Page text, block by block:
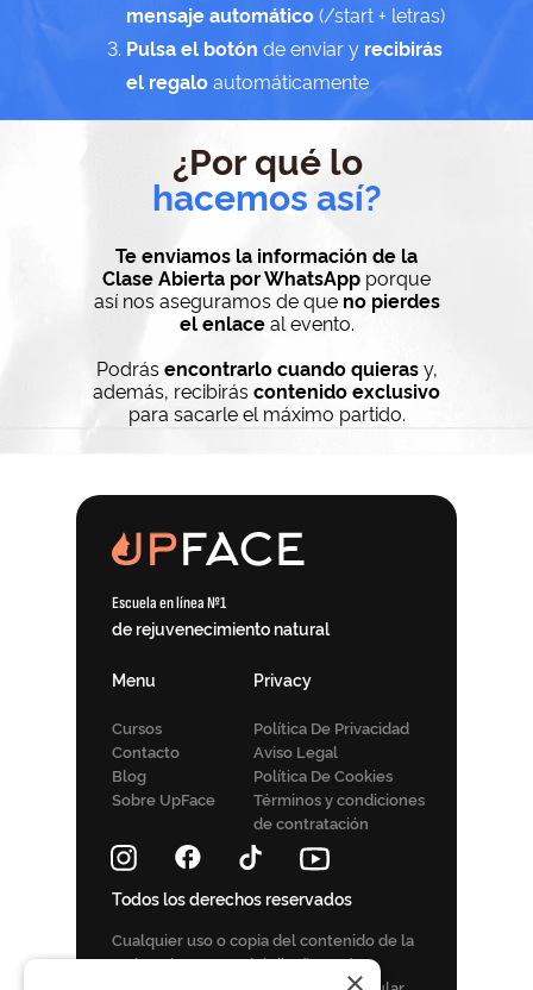
Te enviamos la información de la
Clase Abierta por WhatsApp porque
así nos aseguramos de que no pierdes
el enlaceal evento.
Podrásencontrarlo cuando quierasy,
además, recibiráscontenido exclusivo
para sacarle el máximo partido.
mensaje automático(/start + letras)
Pulsa el botón de enviar y recibirás
el regaloautomáticamente
¿Por qué lo
hacemos así?
Escuela en línea №1
de rejuvenecimiento natural
Menu Privacy
Todos los derechos reservados
Cursos
Contacto
Blog
Sobre UpFace
Política De Privacidad
Aviso Legal
Política De Cookies
Términos y condiciones
de contratación
Сualquier uso o copia del contenido de la
web o elementos del diseño está